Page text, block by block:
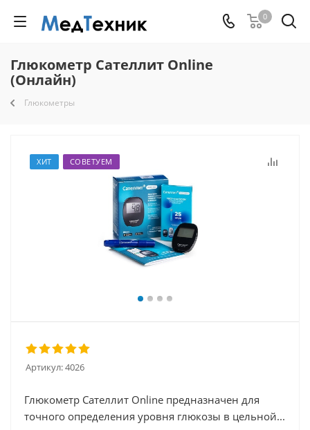
0
Глюкометр Сателлит Online
(Онлайн)
Глюкометры
ХИТ СОВЕТУЕМ
Артикул:4026
Глюкометр Сателлит Online предназначен для
точного определения уровня глюкозы в цельной...